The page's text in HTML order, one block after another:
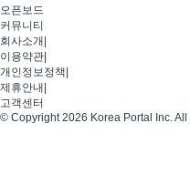
오픈보드
커뮤니티
회사소개
이용약관
개인정보정책
제휴안내
고객센터
© Copyright 2026 Korea Portal Inc.